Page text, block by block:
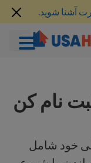
آشنا شوید.
نام کن
خود شامل